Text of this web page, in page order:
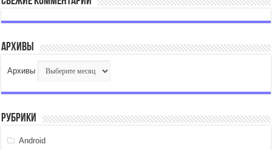
Архивы
Архивы
Рубрики
Android